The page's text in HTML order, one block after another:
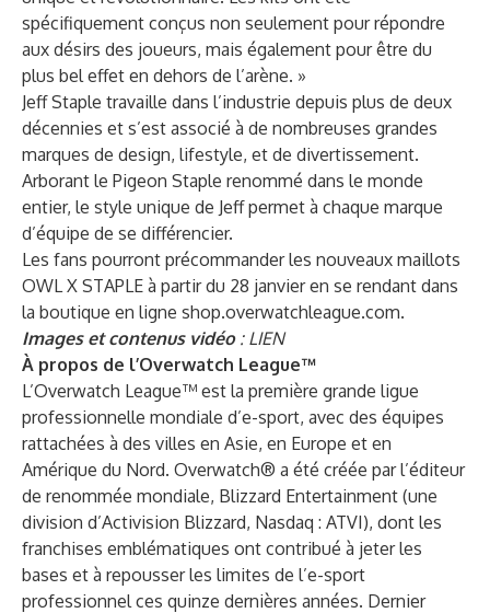
spécifiquement conçus non seulement pour répondre
aux désirs des joueurs, mais également pour être du
plus bel effet en dehors de l’arène. »
Jeff Staple travaille dans l’industrie depuis plus de deux
décennies et s’est associé à de nombreuses grandes
marques de design, lifestyle, et de divertissement.
Arborant le Pigeon Staple renommé dans le monde
entier, le style unique de Jeff permet à chaque marque
d’équipe de se différencier.
Les fans pourront précommander les nouveaux maillots
OWL X STAPLE à partir du 28 janvier en se rendant dans
la boutique en ligne shop.overwatchleague.com.
Images et contenus vidéo: LIEN
À propos de l’Overwatch League™
L’Overwatch League™ est la première grande ligue
professionnelle mondiale d’e-sport, avec des équipes
rattachées à des villes en Asie, en Europe et en
Amérique du Nord. Overwatch® a été créée par l’éditeur
de renommée mondiale, Blizzard Entertainment (une
division d’Activision Blizzard, Nasdaq : ATVI), dont les
franchises emblématiques ont contribué à jeter les
bases et à repousser les limites de l’e-sport
professionnel ces quinze dernières années. Dernier